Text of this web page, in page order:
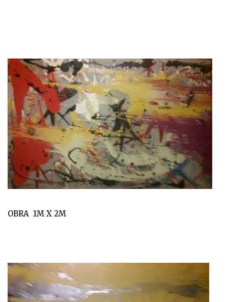
OBRA 1M X 2M